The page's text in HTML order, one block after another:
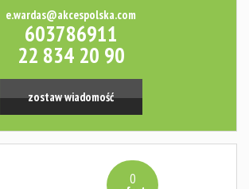
e.wardas@akcespolska.com
603786911
22 834 20 90
zostaw wiadomość
0